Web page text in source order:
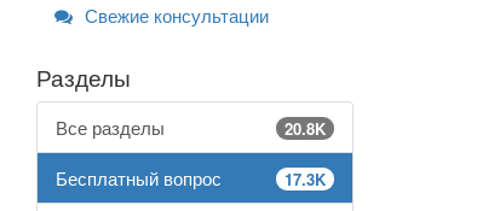
Свежие консультации
Разделы
Все разделы 20.8K
Бесплатный вопрос 17.3K